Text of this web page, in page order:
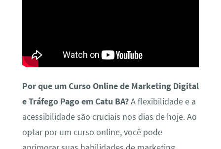
Por que um Curso Online de Marketing Digital
e Tráfego Pago em Catu BA?A flexibilidade e a
acessibilidade são cruciais nos dias de hoje. Ao
optar por um curso online, você pode